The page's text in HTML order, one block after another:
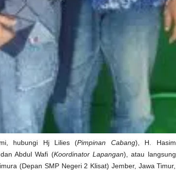
hubungi Hj Lilies (Pimpinan Cabang), H. Hasim
Abdul Wafi (Koordinator Lapangan), atau langsung
(Depan SMP Negeri 2 Klisat) Jember, Jawa Timur,